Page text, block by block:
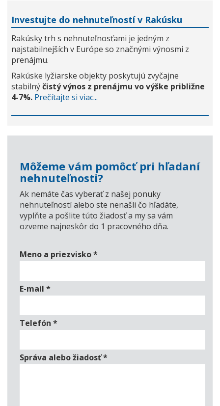
Investujte do nehnuteľností v Rakúsku
Rakúsky trh s nehnuteľnosťami je jedným z
najstabilnejších v Európe so značnými výnosmi z
prenájmu.
Rakúske lyžiarske objekty poskytujú zvyčajne
stabilnýčistý výnos z prenájmu vo výške približne
4-7%. Prečítajte si viac...
Môžeme vám pomôcť pri hľadaní
nehnuteľnosti?
Ak nemáte čas vyberať z našej ponuky
nehnuteľností alebo ste nenašli čo hľadáte,
vyplňte a pošlite túto žiadosť a my sa vám
ozveme najneskôr do 1 pracovného dňa.
Meno a priezvisko*
E-mail *
Telefón *
Správa alebo žiadosť*